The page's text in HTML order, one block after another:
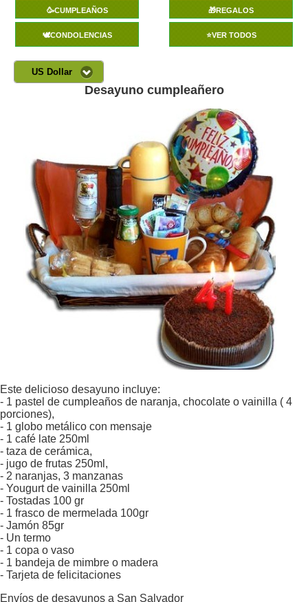
🥳CUMPLEAÑOS 🎁REGALOS
🕊️CONDOLENCIAS ⭐VER TODOS
US Dollar
Desayuno cumpleañero
Este delicioso desayuno incluye:
- 1 pastel de cumpleaños de naranja, chocolate o vainilla ( 4
porciones),
- 1 globo metálico con mensaje
- 1 café late 250ml
- taza de cerámica,
- jugo de frutas 250ml,
- 2 naranjas, 3 manzanas
- Yougurt de vainilla 250ml
- Tostadas 100 gr
- 1 frasco de mermelada 100gr
- Jamón 85gr
- Un termo
- 1 copa o vaso
- 1 bandeja de mimbre o madera
- Tarjeta de felicitaciones
Envíos de desayunos a San Salvador